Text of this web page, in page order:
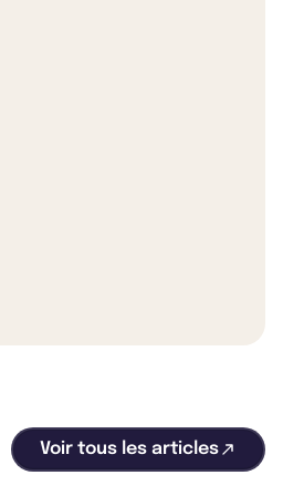
Voir tous les articles